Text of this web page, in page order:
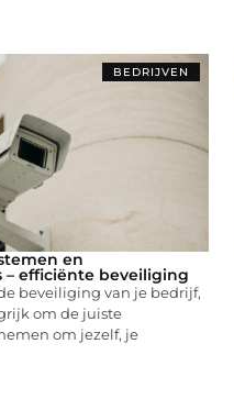
BEDRIJVEN
en
– efficiënte beveiliging
beveiliging van je bedrijf,
om de juiste
om jezelf, je